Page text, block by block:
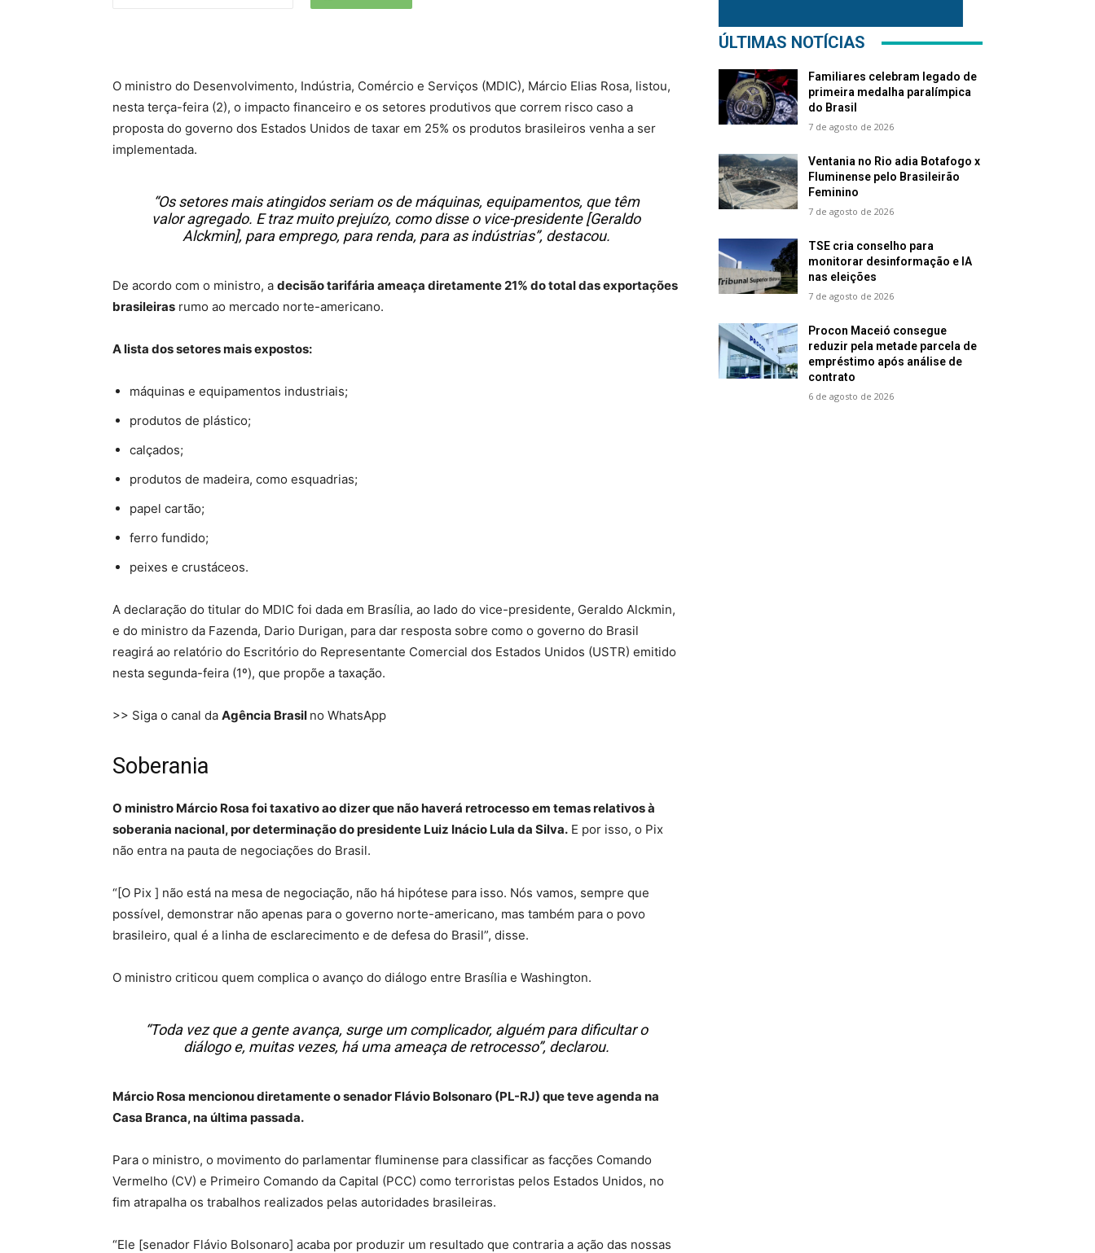
O ministro do Desenvolvimento, Indústria, Comércio e Serviços (MDIC), Márcio Elias Rosa, listou,
nesta terça-feira (2), o impacto financeiro e os setores produtivos que correm risco caso a
proposta do governo dos Estados Unidos de taxar em 25% os produtos brasileiros venha a ser
implementada.
“Os setores mais atingidos seriam os de máquinas, equipamentos, que têm
valor agregado. E traz muito prejuízo, como disse o vice-presidente [Geraldo
Alckmin], para emprego, para renda, para as indústrias”, destacou.
De acordo com o ministro, a decisão tarifária ameaça diretamente 21% do total das exportações
brasileiras rumo ao mercado norte-americano.
A lista dos setores mais expostos:
máquinas e equipamentos industriais;
produtos de plástico;
calçados;
produtos de madeira, como esquadrias;
papel cartão;
ferro fundido;
peixes e crustáceos.
A declaração do titular do MDIC foi dada em Brasília, ao lado do vice-presidente, Geraldo Alckmin,
e do ministro da Fazenda, Dario Durigan, para dar resposta sobre como o governo do Brasil
reagirá ao relatório do Escritório do Representante Comercial dos Estados Unidos (USTR) emitido
nesta segunda-feira (1º), que propõe a taxação.
>> Siga o canal da Agência Brasil no WhatsApp
Soberania
O ministro Márcio Rosa foi taxativo ao dizer que não haverá retrocesso em temas relativos à
soberania nacional, por determinação do presidente Luiz Inácio Lula da Silva. E por isso, o Pix
não entra na pauta de negociações do Brasil.
“[O Pix ] não está na mesa de negociação, não há hipótese para isso. Nós vamos, sempre que
possível, demonstrar não apenas para o governo norte-americano, mas também para o povo
brasileiro, qual é a linha de esclarecimento e de defesa do Brasil”, disse.
O ministro criticou quem complica o avanço do diálogo entre Brasília e Washington.
“Toda vez que a gente avança, surge um complicador, alguém para dificultar o
diálogo e, muitas vezes, há uma ameaça de retrocesso”, declarou.
Márcio Rosa mencionou diretamente o senador Flávio Bolsonaro (PL-RJ) que teve agenda na
Casa Branca, na última passada.
Para o ministro, o movimento do parlamentar fluminense para classificar as facções Comando
Vermelho (CV) e Primeiro Comando da Capital (PCC) como terroristas pelos Estados Unidos, no
fim atrapalha os trabalhos realizados pelas autoridades brasileiras.
“Ele [senador Flávio Bolsonaro] acaba por produzir um resultado que contraria a ação das nossas
ÚLTIMAS NOTÍCIAS
Familiares celebram legado de
primeira medalha paralímpica
do Brasil
7 de agosto de 2026
Ventania no Rio adia Botafogo x
Fluminense pelo Brasileirão
Feminino
7 de agosto de 2026
TSE cria conselho para
monitorar desinformação e IA
nas eleições
7 de agosto de 2026
Procon Maceió consegue
reduzir pela metade parcela de
empréstimo após análise de
contrato
6 de agosto de 2026